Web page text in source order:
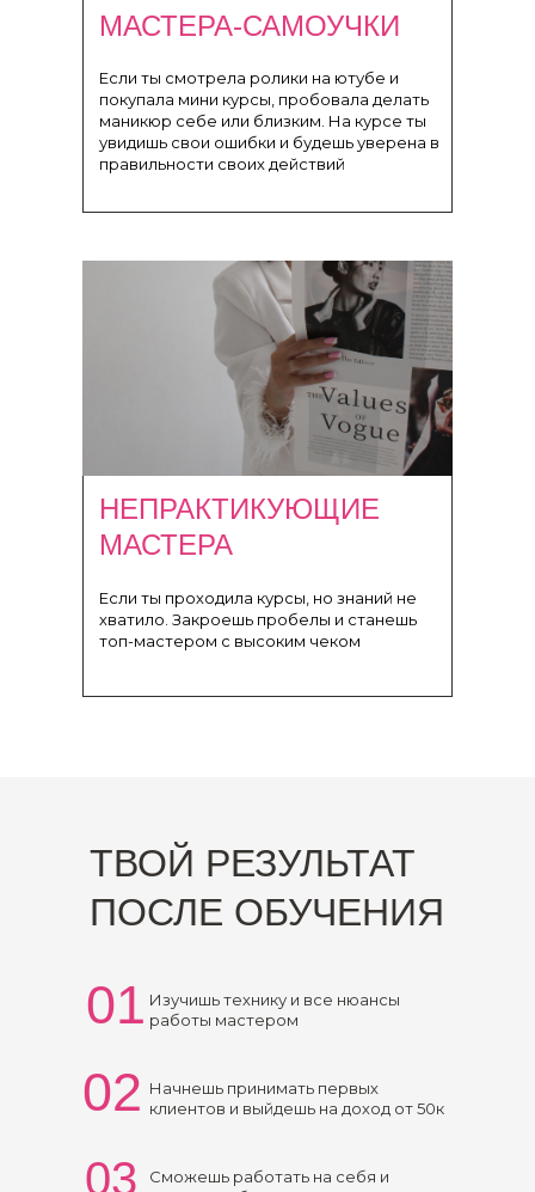
Если ты смотрела ролики на ютубе и
покупала мини курсы, пробовала делать
маникюр себе или близким. На курсе ты
увидишь свои ошибки и будешь уверена в
правильности своих действий
МАСТЕРА-САМОУЧКИ
Если ты проходила курсы, но знаний не
хватило. Закроешь пробелы и станешь
топ-мастером с высоким чеком
НЕПРАКТИКУЮЩИЕ
МАСТЕРА
ТВОЙ РЕЗУЛЬТАТ
ПОСЛЕ ОБУЧЕНИЯ
Изучишь технику и все нюансы
работы мастером
01
02 Начнешь принимать первых
клиентов и выйдешь на доход от 50к
Сможешь работать на себя и
03